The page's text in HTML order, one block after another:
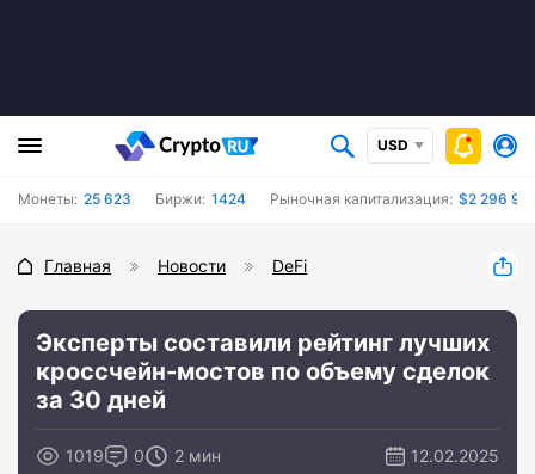
USD
Монеты: 25 623 Биржи: 1424 Рыночная капитализация: $2 296
Главная Новости DeFi
Эксперты составили рейтинг лучших
кроссчейн-мостов по объему сделок
за 30 дней
1019 0 2 мин 12.02.2025